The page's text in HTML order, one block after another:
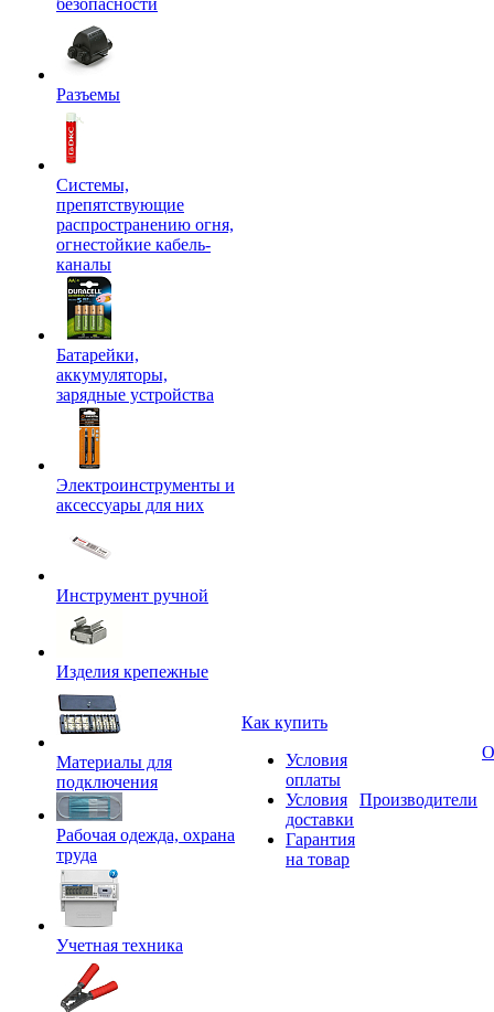
безопасности
Разъемы
Системы,
препятствующие
распространению огня,
огнестойкие кабель-
каналы
Батарейки,
аккумуляторы,
зарядные устройства
Электроинструменты и
аксессуары для них
Инструмент ручной
Изделия крепежные
Материалы для
подключения
Рабочая одежда, охрана
труда
Учетная техника
Как купить
Условия
оплаты
Условия
доставки
Гарантия
на товар
Производители